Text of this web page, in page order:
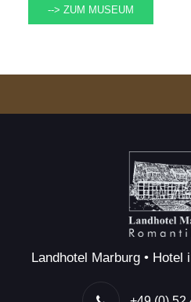
--> ZUM MUSEUM
Landhotel Marburg • Hotel